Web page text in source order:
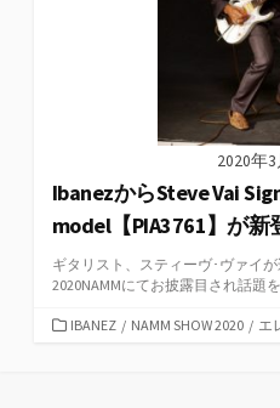
2020年
IbanezからSteve Vai
model【PIA3761】が新
ギタリスト、スティーヴ･ヴァイ
2020NAMMにてお披露目され話題を
カIBANEZ / NAMM SHOW 2020 / エ